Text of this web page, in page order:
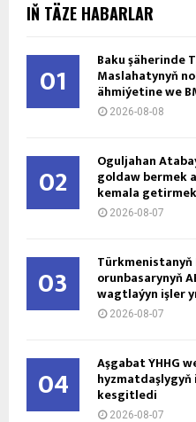
IŇ TÄZE HABARLAR
01 Baku şäherinde
Maslahatynyň
ähmiýetine we
2026-08-08
02 Oguljahan
goldaw bermek
kemala getirmek
2026-08-07
03 orunbasarynyň
wagtlaýyn işler
2026-08-07
04 Aşgabat ÝHHG
kesgitledi
2026-08-07